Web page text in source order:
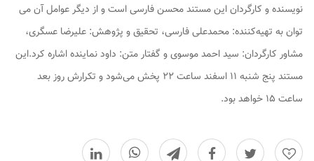
نویسنده و کارگردان این مستند محسن فارسی است و از دیگر عوامل آن می
توان به تهیه‌کننده: محمدعلی فارسی، تحقیق و پژوهش: علیرضا عسگری،
مشاور کارگردان: سید احمد موسوی و گفتار متن: داود نماینده اشاره کرد.این
مستند پنج شنبه ۱۱ اسفند ساعت ۲۲ پخش می‌شود و تکرارش روز بعد
ساعت ۱۵ خواهد بود.
0